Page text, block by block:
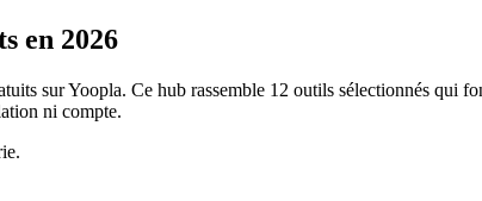
en 2026
sur Yoopla. Ce hub rassemble 12 outils sélectionnés qui
ni compte.